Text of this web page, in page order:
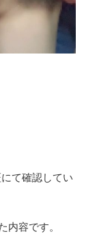
て確認してい
容です。